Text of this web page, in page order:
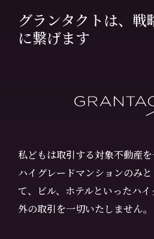
グランタクトは、戦
に繋げます
私どもは取引する対象不動産
ハイグレードマンションのみ
て、ビル、ホテルといったハ
外の取引を一切いたしません。